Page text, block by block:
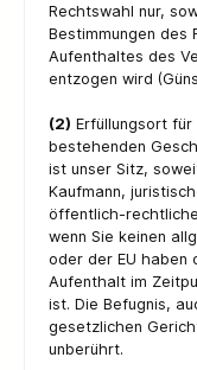
Rechtswahl nur,
Bestimmungen des
Aufenthaltes des
entzogen wird
(2) Erfüllungsort für
bestehenden
ist unser Sitz,
Kaufmann,
öffentlich-
wenn Sie keinen
oder der EU haben
Aufenthalt im
ist. Die Befugnis,
gesetzlichen
unberührt.